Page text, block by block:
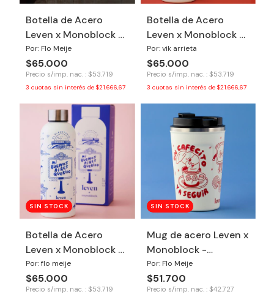
Botella de Acero
Leven x Monoblock -
Argentina Campeón
Por: Flo Meije
$65.000
Precio s/imp. nac. : $53.719
3 cuotas sin interés de $21.666,67
Botella de Acero
Leven x Monoblock -
Honrá tu poder
Por: vik arrieta
$65.000
Precio s/imp. nac. : $53.719
3 cuotas sin interés de $21.666,67
SIN STOCK
Botella de Acero
Leven x Monoblock -
Buenos Aires
Por: flo meije
$65.000
Precio s/imp. nac. : $53.719
SIN STOCK
Mug de acero Leven x
Monoblock -
Cafecito
Por: Flo Meije
$51.700
Precio s/imp. nac. : $42.727